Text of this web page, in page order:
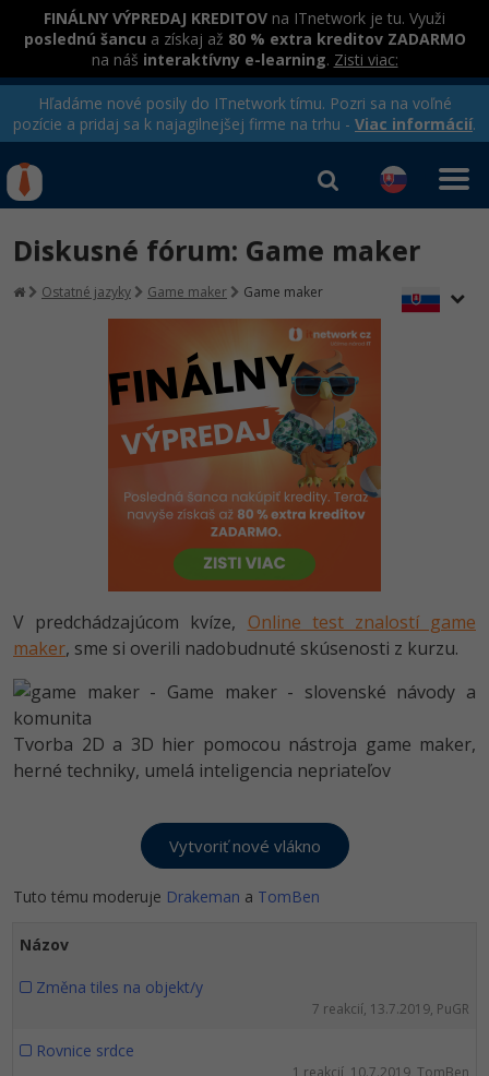
FINÁLNY VÝPREDAJ KREDITOV na ITnetwork je tu. Využi
poslednú šancu a získaj až 80 % extra kreditov ZADARMO
na náš interaktívny e-learning. Zisti viac:
Hľadáme nové posily do ITnetwork tímu. Pozri sa na voľné
pozície a pridaj sa k najagilnejšej firme na trhu - Viac informácií.
hradené úradom práce
Kurzy programovania
Ako začať?
-80%
C# .NET -80%
Python -80%
JavaScript -80%
PHP
-80%
Kotlin -80%
Céčko
VB.NET
Prihlásiť sa|Registrovať
Diskusné fórum: Game maker
Ostatné jazyky Game maker Game maker
V predchádzajúcom kvíze, Online test znalostí game
maker, sme si overili nadobudnuté skúsenosti z kurzu.
Tvorba 2D a 3D hier pomocou nástroja game maker,
herné techniky, umelá inteligencia nepriateľov
Tuto tému moderuje Drakeman a TomBen
Názov
Změna tiles na objekt/y
7 reakcií, 13.7.2019, PuGR
Rovnice srdce
1 reakcií, 10.7.2019, TomBen